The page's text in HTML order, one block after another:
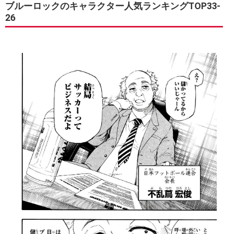
ブルーロックのキャラクター人気ランキングTOP33-
26